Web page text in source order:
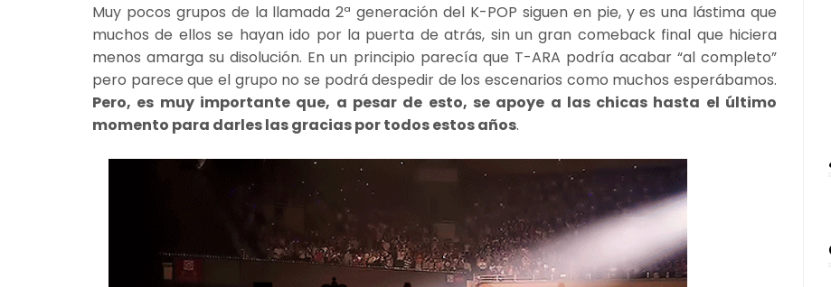
Muy pocos grupos de la llamada 2ª generación del K-POP siguen en pie, y es una lástima que
muchos de ellos se hayan ido por la puerta de atrás, sin un gran comeback final que hiciera
menos amarga su disolución. En un principio parecía que T-ARA podría acabar “al completo”
pero parece que el grupo no se podrá despedir de los escenarios como muchos esperábamos.
Pero, es muy importante que, a pesar de esto, se apoye a las chicas hasta el último
momento para darles las gracias por todos estos años.